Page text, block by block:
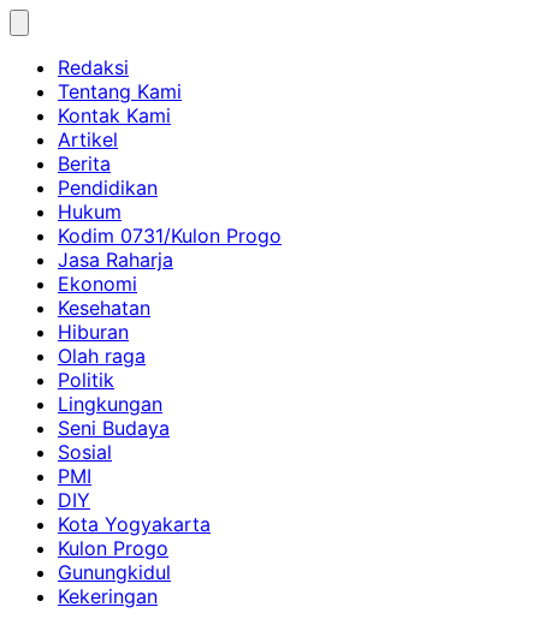
Skip
contentRedaksi
Tentang Kami
Kontak Kami
Artikel
Berita
Pendidikan
Hukum
Kodim 0731/Kulon Progo
Jasa Raharja
Ekonomi
Kesehatan
Hiburan
Olah raga
Politik
Lingkungan
Seni Budaya
Sosial
PMI
DIY
Kota Yogyakarta
Kulon Progo
Gunungkidul
Kekeringan